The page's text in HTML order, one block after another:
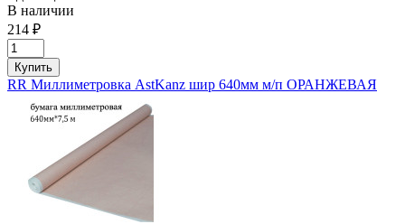
В наличии
214 ₽
Купить
RR Миллиметровка AstKanz шир 640мм м/п ОРАНЖЕВАЯ